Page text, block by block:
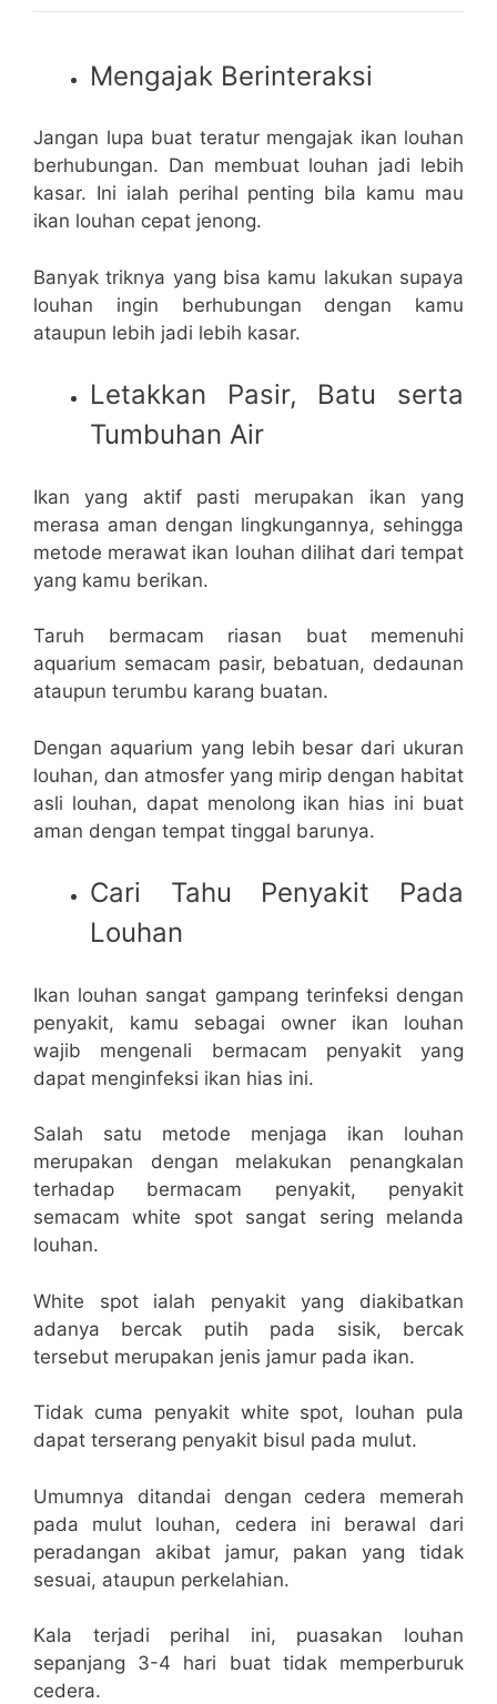
Mengajak Berinteraksi
Jangan lupa buat teratur mengajak ikan louhan
berhubungan. Dan membuat louhan jadi lebih
kasar. Ini ialah perihal penting bila kamu mau
ikan louhan cepat jenong.
Banyak triknya yang bisa kamu lakukan supaya
louhan ingin berhubungan dengan kamu
ataupun lebih jadi lebih kasar.
Letakkan Pasir, Batu serta
Tumbuhan Air
Ikan yang aktif pasti merupakan ikan yang
merasa aman dengan lingkungannya, sehingga
metode merawat ikan louhan dilihat dari tempat
yang kamu berikan.
Taruh bermacam riasan buat memenuhi
aquarium semacam pasir, bebatuan, dedaunan
ataupun terumbu karang buatan.
Dengan aquarium yang lebih besar dari ukuran
louhan, dan atmosfer yang mirip dengan habitat
asli louhan, dapat menolong ikan hias ini buat
aman dengan tempat tinggal barunya.
Cari Tahu Penyakit Pada
Louhan
Ikan louhan sangat gampang terinfeksi dengan
penyakit, kamu sebagai owner ikan louhan
wajib mengenali bermacam penyakit yang
dapat menginfeksi ikan hias ini.
Salah satu metode menjaga ikan louhan
merupakan dengan melakukan penangkalan
terhadap bermacam penyakit, penyakit
semacam white spot sangat sering melanda
louhan.
White spot ialah penyakit yang diakibatkan
adanya bercak putih pada sisik, bercak
tersebut merupakan jenis jamur pada ikan.
Tidak cuma penyakit white spot, louhan pula
dapat terserang penyakit bisul pada mulut.
Umumnya ditandai dengan cedera memerah
pada mulut louhan, cedera ini berawal dari
peradangan akibat jamur, pakan yang tidak
sesuai, ataupun perkelahian.
Kala terjadi perihal ini, puasakan louhan
sepanjang 3-4 hari buat tidak memperburuk
cedera.